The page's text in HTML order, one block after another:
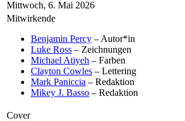
Mittwoch, 6. Mai 2026
Mitwirkende
Benjamin Percy – Autor*in
Luke Ross – Zeichnungen
Michael Atiyeh – Farben
Clayton Cowles – Lettering
Mark Paniccia – Redaktion
Mikey J. Basso – Redaktion
Cover